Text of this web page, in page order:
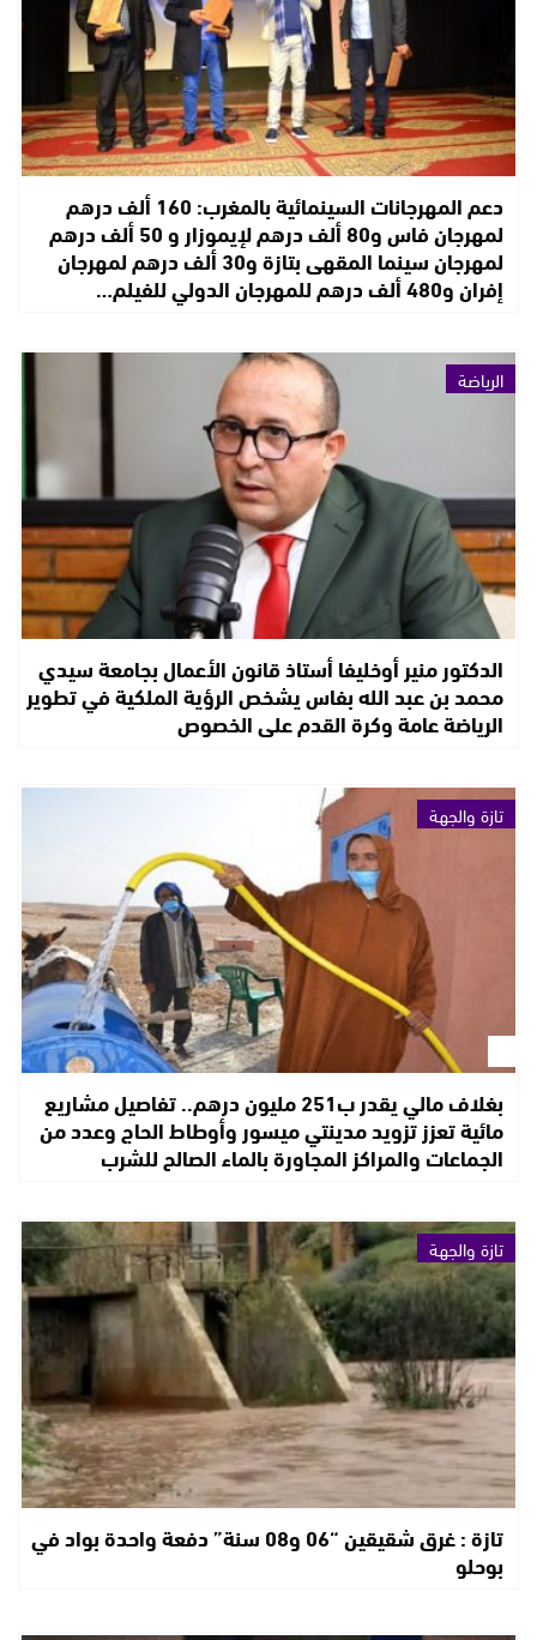
دعم المهرجانات السينمائية بالمغرب: 160 ألف درهم
لمهرجان فاس و80 ألف درهم لإيموزار و 50 ألف درهم
لمهرجان سينما المقهى بتازة و30 ألف درهم لمهرجان
إفران و480 ألف درهم للمهرجان الدولي للفيلم…
الرياضة
الدكتور منير أوخليفا أستاذ قانون الأعمال بجامعة سيدي
محمد بن عبد الله بفاس يشخص الرؤية الملكية في تطوير
الرياضة عامة وكرة القدم على الخصوص
تازة والجهة
بغلاف مالي يقدر ب251 مليون درهم.. تفاصيل مشاريع
مائية تعزز تزويد مدينتي ميسور وأوطاط الحاج وعدد من
الجماعات والمراكز المجاورة بالماء الصالح للشرب
تازة والجهة
تازة : غرق شقيقين “06 و08 سنة” دفعة واحدة بواد في
بوحلو